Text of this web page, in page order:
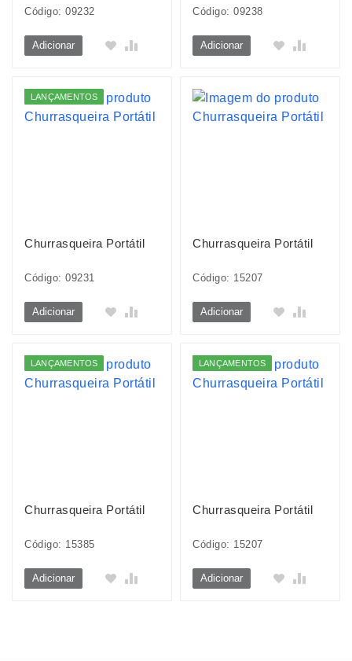
Código: 09232
Adicionar
Código: 09238
Adicionar
LANÇAMENTOS
Churrasqueira Portátil
Código: 09231
Adicionar
Churrasqueira Portátil
Código: 15207
Adicionar
LANÇAMENTOS
Churrasqueira Portátil
Código: 15385
Adicionar
LANÇAMENTOS
Churrasqueira Portátil
Código: 15207
Adicionar